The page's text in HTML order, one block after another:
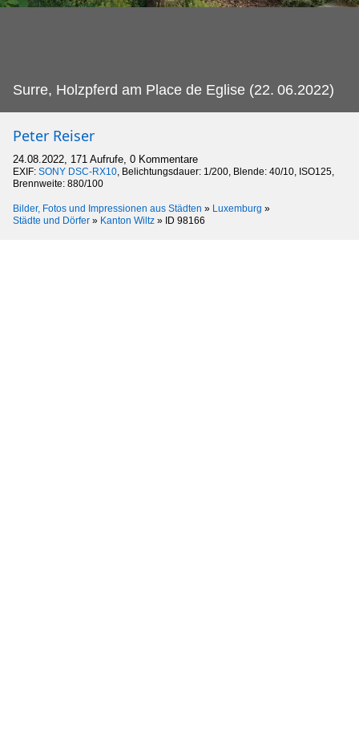
Surre, Holzpferd am Place de Eglise (22. 06.2022)
Peter Reiser
24.08.2022, 171 Aufrufe, 0 Kommentare
EXIF: SONY DSC-RX10, Belichtungsdauer: 1/200, Blende: 40/10, ISO125,
Brennweite: 880/100
Bilder, Fotos und Impressionen aus Städten » Luxemburg »
Städte und Dörfer » Kanton Wiltz » ID 98166